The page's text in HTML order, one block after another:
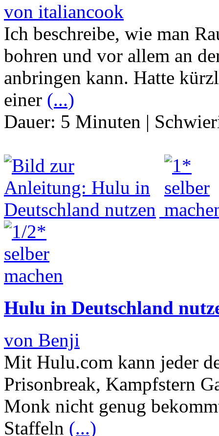
von italiancook
Ich beschreibe, wie man
bohren und vor allem an
anbringen kann. Hatte
einer (...)
Dauer: 5 Minuten |
Hulu in Deutschland
von Benji
Mit Hulu.com kann jeder
Prisonbreak, Kampfstern
Monk nicht genug
Staffeln (...)